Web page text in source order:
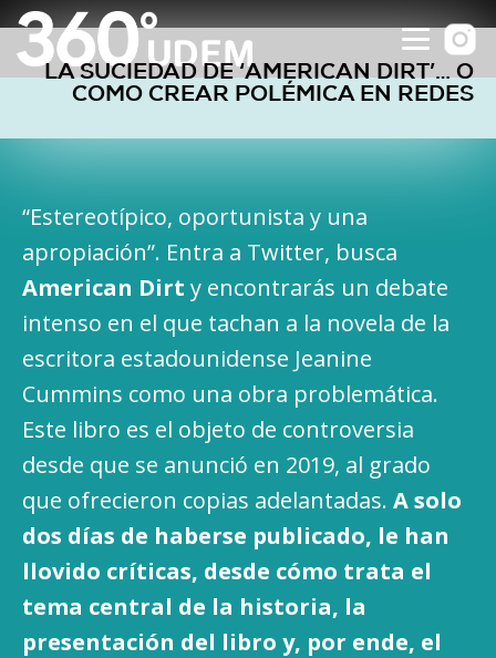
LA SUCIEDAD DE ‘AMERICAN DIRT’… O
COMO CREAR POLÉMICA EN REDES
“Estereotípico, oportunista y una
apropiación”. Entra a Twitter, busca
American Dirt y encontrarás un debate
intenso en el que tachan a la novela de la
escritora estadounidense Jeanine
Cummins como una obra problemática.
Este libro es el objeto de controversia
desde que se anunció en 2019, al grado
que ofrecieron copias adelantadas. A solo
dos días de haberse publicado, le han
llovido críticas, desde cómo trata el
tema central de la historia, la
presentación del libro y, por ende, el